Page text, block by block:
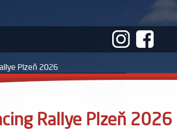
Plzeň 2026
Rallye Plzeň 2026